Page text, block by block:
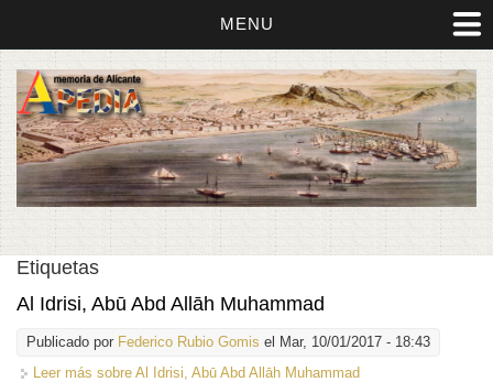
MENU
Etiquetas
Al Idrisi, Abū Abd Allāh Muhammad
Publicado por Federico Rubio Gomis el Mar, 10/01/2017 - 18:43
Leer más sobre Al Idrisi, Abū Abd Allāh Muhammad